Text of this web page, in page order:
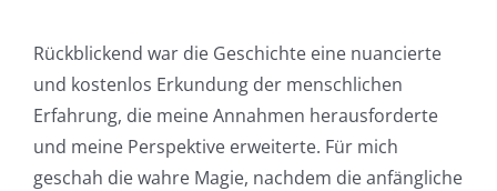
Rückblickend war die Geschichte eine nuancierte
und kostenlos Erkundung der menschlichen
Erfahrung, die meine Annahmen herausforderte
und meine Perspektive erweiterte. Für mich
geschah die wahre Magie, nachdem die anfängliche